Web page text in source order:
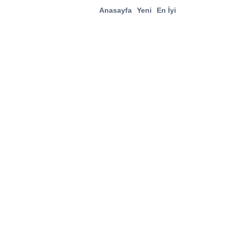
Anasayfa Yeni En İyi